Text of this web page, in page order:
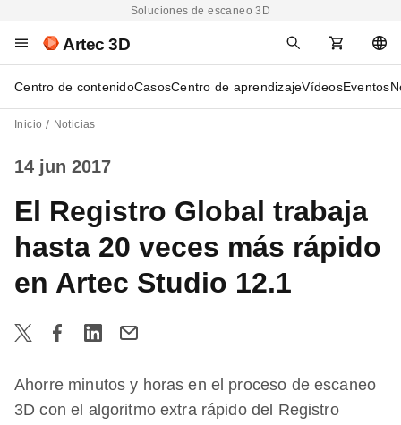
Soluciones de escaneo 3D
Artec 3D
Centro de contenidoCasosCentro de aprendizajeVídeosEventos
Inicio Noticias
14 jun 2017
El Registro Global trabaja
hasta 20 veces más rápido
en Artec Studio 12.1
Ahorre minutos y horas en el proceso de escaneo
3D con el algoritmo extra rápido del Registro